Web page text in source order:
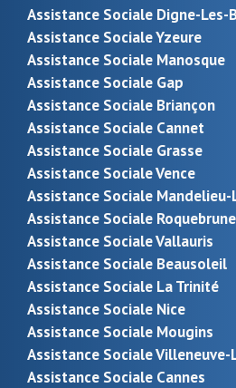
Assistance Sociale Digne-Les-
Assistance Sociale Yzeure
Assistance Sociale Manosque
Assistance Sociale Gap
Assistance Sociale Briançon
Assistance Sociale Cannet
Assistance Sociale Grasse
Assistance Sociale Vence
Assistance Sociale
Assistance Sociale
Assistance Sociale Vallauris
Assistance Sociale Beausoleil
Assistance Sociale La Trinité
Assistance Sociale Nice
Assistance Sociale Mougins
Assistance Sociale Villeneuve-
Assistance Sociale Cannes